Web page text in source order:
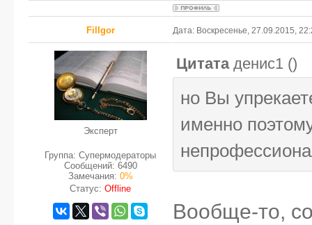
FilIgor Дата: Воскресенье, 27.09.2015,
Эксперт
Группа: Супермодераторы
Сообщений: 6490
Замечания: 0%
Статус: Offline
Цитата денис1 ()
но Вы
именно
Вообще-то,